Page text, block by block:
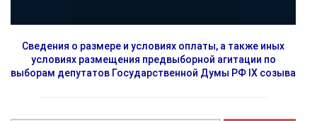
Сведения о размере и условиях оплаты, а также иных
условиях размещения предвыборной агитации по
выборам депутатов Государственной Думы РФ IX созыва